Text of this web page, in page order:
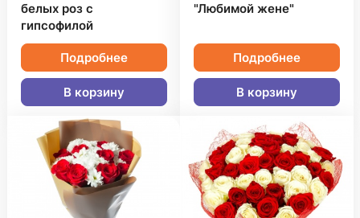
белых роз с
гипсофилой
Подробнее
В корзину
"Любимой жене"
Подробнее
В корзину